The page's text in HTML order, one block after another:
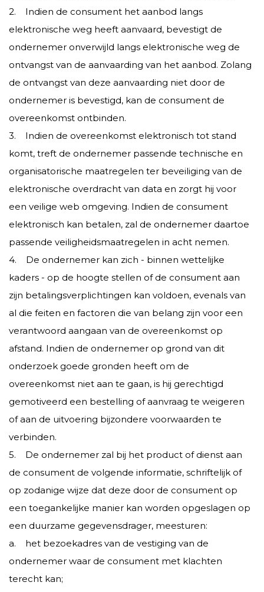
2. Indien de consument het aanbod langs
elektronische weg heeft aanvaard, bevestigt de
ondernemer onverwijld langs elektronische weg de
ontvangst van de aanvaarding van het aanbod. Zolang
de ontvangst van deze aanvaarding niet door de
ondernemer is bevestigd, kan de consument de
overeenkomst ontbinden.
3. Indien de overeenkomst elektronisch tot stand
komt, treft de ondernemer passende technische en
organisatorische maatregelen ter beveiliging van de
elektronische overdracht van data en zorgt hij voor
een veilige web omgeving. Indien de consument
elektronisch kan betalen, zal de ondernemer daartoe
passende veiligheidsmaatregelen in acht nemen.
4. De ondernemer kan zich - binnen wettelijke
kaders - op de hoogte stellen of de consument aan
zijn betalingsverplichtingen kan voldoen, evenals van
al die feiten en factoren die van belang zijn voor een
verantwoord aangaan van de overeenkomst op
afstand. Indien de ondernemer op grond van dit
onderzoek goede gronden heeft om de
overeenkomst niet aan te gaan, is hij gerechtigd
gemotiveerd een bestelling of aanvraag te weigeren
of aan de uitvoering bijzondere voorwaarden te
verbinden.
5. De ondernemer zal bij het product of dienst aan
de consument de volgende informatie, schriftelijk of
op zodanige wijze dat deze door de consument op
een toegankelijke manier kan worden opgeslagen op
een duurzame gegevensdrager, meesturen:
a. het bezoekadres van de vestiging van de
ondernemer waar de consument met klachten
terecht kan;